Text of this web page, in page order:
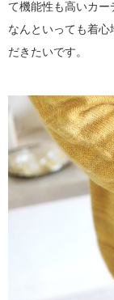
て機能性も高いカー
なんといっても着
だきたいです。